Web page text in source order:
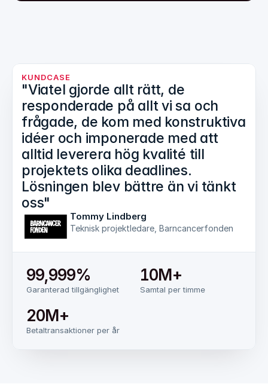
KUNDCASE
"Viatel gjorde allt rätt, de
responderade på allt vi sa och
frågade, de kom med konstruktiva
idéer och imponerade med att
alltid leverera hög kvalité till
projektets olika deadlines.
Lösningen blev bättre än vi tänkt
oss"
Tommy Lindberg
Teknisk projektledare, Barncancerfonden
99,999%
Garanterad tillgänglighet
10M+
Samtal per timme
20M+
Betaltransaktioner per år